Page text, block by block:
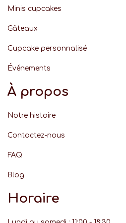
Minis cupcakes
Gâteaux
Cupcake personnalisé
Événements
À propos
Notre histoire
Contactez-nous
FAQ
Blog
Horaire